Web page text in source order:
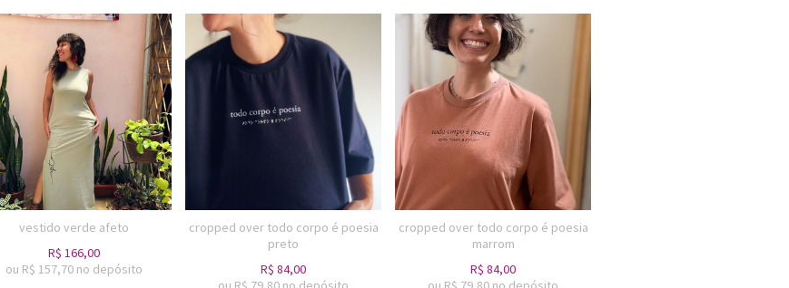
vestido verde afeto
R$ 166,00
ou R$ 157,70 no depósito
cropped over todo corpo é poesia
preto
R$ 84,00
cropped over todo corpo é poesia
marrom
R$ 84,00